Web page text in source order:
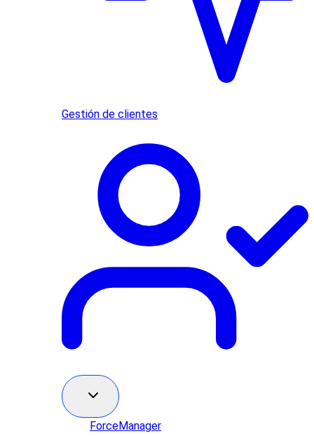
Gestión de clientes
ForceManager